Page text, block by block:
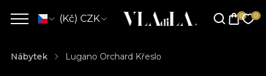
(Kč) CZK
Nábytek Lugano Orchard Křeslo